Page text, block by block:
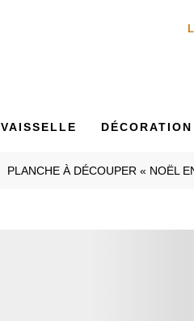
VAISSELLE DÉCORATION
PLANCHE À DÉCOUPER « NOËL